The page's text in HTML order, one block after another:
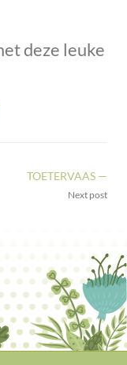
deze leuke
TOETERVAAS —
Next post